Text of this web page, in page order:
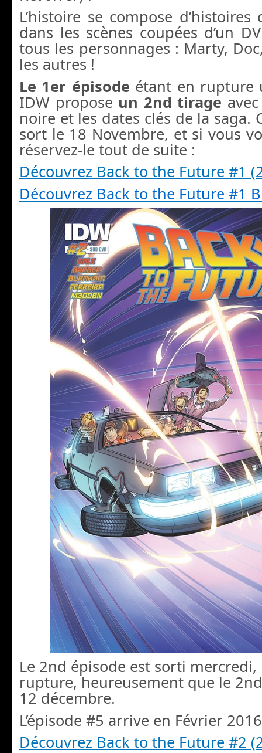
L’histoire se compose
dans les scènes coupées d’un
tous les personnages : Marty,
les autres !
Le 1er épisode étant en rupture
IDW propose un 2nd tirage
noire et les dates clés de la saga.
sort le 18 Novembre, et si vous
réservez-le tout de suite :
Découvrez Back to the Future #1
Découvrez Back to the Future #1
Le 2nd épisode est sorti
rupture, heureusement que le
12 décembre.
L’épisode #5 arrive en Février
Découvrez Back to the Future #2